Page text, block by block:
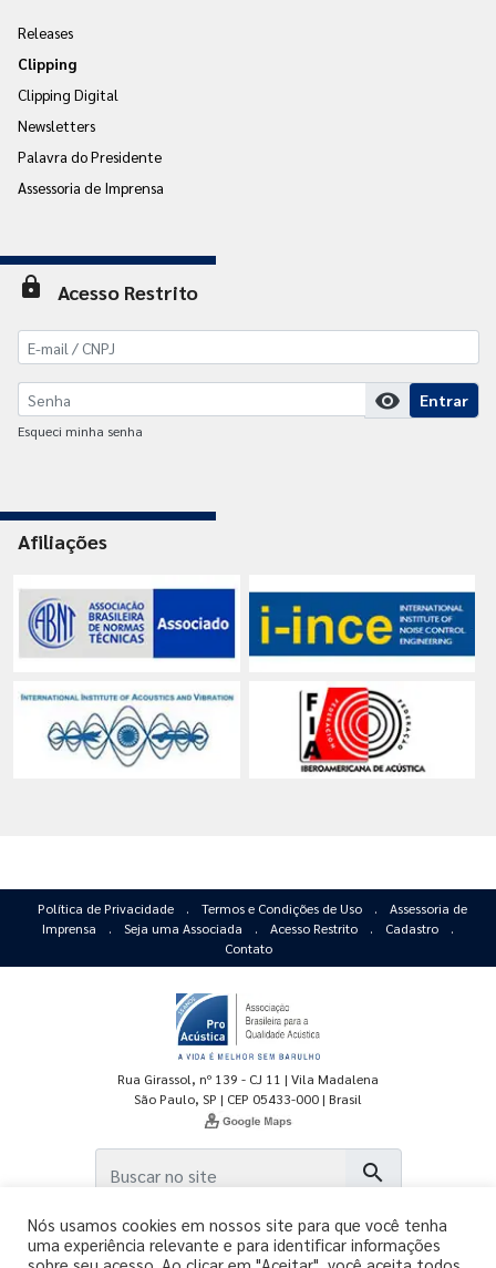
Releases
Clipping
Clipping Digital
Newsletters
Palavra do Presidente
Assessoria de Imprensa
lock Acesso Restrito
visibility Entrar
Esqueci minha senha
Afiliações
Política de Privacidade . Termos e Condições de Uso .
Assessoria de
Imprensa
. Seja uma Associada . Acesso Restrito . Cadastro
.
Contato
Rua Girassol, nº 139 - CJ 11 | Vila Madalena
São Paulo, SP | CEP 05433-000 | Brasil
search
Nós usamos cookies em nossos site para que você tenha
uma experiência relevante e para identificar informações